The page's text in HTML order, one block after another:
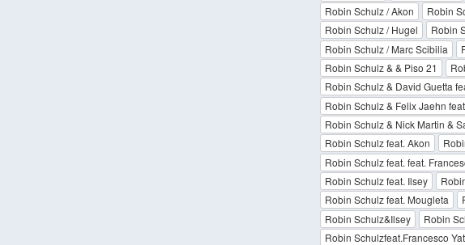
Robin Schulz / Akon
Robin
Robin Schulz / Hugel
Robin
Robin Schulz / Marc Scibilia
Robin Schulz & & Piso 21
Robin Schulz & David Guetta
Robin Schulz & Felix Jaehn
Robin Schulz & Nick Martin &
Robin Schulz feat. Akon
Robin Schulz feat. feat.
Robin Schulz feat. Ilsey
Robin Schulz feat. Mougleta
Robin Schulz&Ilsey
Robin
Robin Schulzfeat.Francesco